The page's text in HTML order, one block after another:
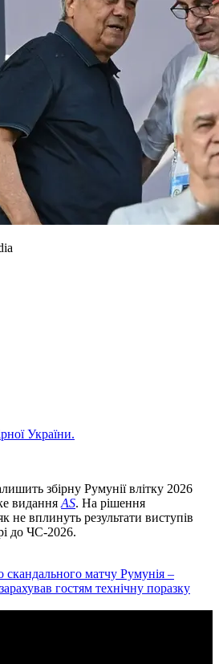
України.
збірну Румунії влітку 2026
видання AS. На рішення
не вплинуть результати виступів
до ЧС-2026.
матчу Румунія –
гостям технічну поразку